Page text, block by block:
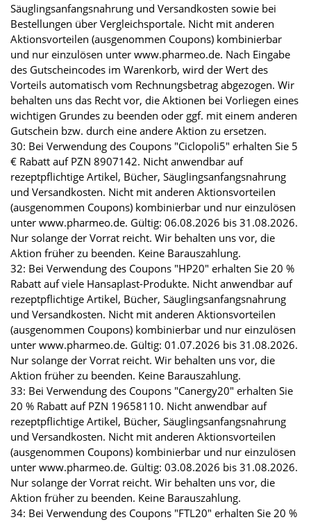
Säuglingsanfangsnahrung und Versandkosten sowie bei
Bestellungen über Vergleichsportale. Nicht mit anderen
Aktionsvorteilen (ausgenommen Coupons) kombinierbar
und nur einzulösen unter www.pharmeo.de. Nach Eingabe
des Gutscheincodes im Warenkorb, wird der Wert des
Vorteils automatisch vom Rechnungsbetrag abgezogen. Wir
behalten uns das Recht vor, die Aktionen bei Vorliegen eines
wichtigen Grundes zu beenden oder ggf. mit einem anderen
Gutschein bzw. durch eine andere Aktion zu ersetzen.
30: Bei Verwendung des Coupons "Ciclopoli5" erhalten Sie 5
€ Rabatt auf PZN 8907142. Nicht anwendbar auf
rezeptpflichtige Artikel, Bücher, Säuglingsanfangsnahrung
und Versandkosten. Nicht mit anderen Aktionsvorteilen
(ausgenommen Coupons) kombinierbar und nur einzulösen
unter www.pharmeo.de. Gültig: 06.08.2026 bis 31.08.2026.
Nur solange der Vorrat reicht. Wir behalten uns vor, die
Aktion früher zu beenden. Keine Barauszahlung.
32: Bei Verwendung des Coupons "HP20" erhalten Sie 20 %
Rabatt auf viele Hansaplast-Produkte. Nicht anwendbar auf
rezeptpflichtige Artikel, Bücher, Säuglingsanfangsnahrung
und Versandkosten. Nicht mit anderen Aktionsvorteilen
(ausgenommen Coupons) kombinierbar und nur einzulösen
unter www.pharmeo.de. Gültig: 01.07.2026 bis 31.08.2026.
Nur solange der Vorrat reicht. Wir behalten uns vor, die
Aktion früher zu beenden. Keine Barauszahlung.
33: Bei Verwendung des Coupons "Canergy20" erhalten Sie
20 % Rabatt auf PZN 19658110. Nicht anwendbar auf
rezeptpflichtige Artikel, Bücher, Säuglingsanfangsnahrung
und Versandkosten. Nicht mit anderen Aktionsvorteilen
(ausgenommen Coupons) kombinierbar und nur einzulösen
unter www.pharmeo.de. Gültig: 03.08.2026 bis 31.08.2026.
Nur solange der Vorrat reicht. Wir behalten uns vor, die
Aktion früher zu beenden. Keine Barauszahlung.
34: Bei Verwendung des Coupons "FTL20" erhalten Sie 20 %